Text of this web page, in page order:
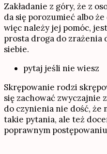
Zakładanie z góry, że z
da się porozumieć albo
więc należy jej pomóc,
prosta droga do zrażenia
siebie.
pytaj jeśli nie wiesz
Skrępowanie rodzi
się zachować zwyczajnie
do czynienia nie dość, że
takie pytania, ale też
poprawnym